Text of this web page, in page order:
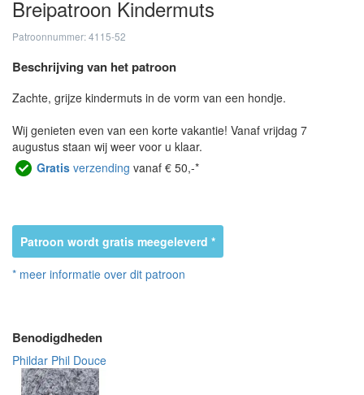
Breipatroon Kindermuts
Patroonnummer: 4115-52
Beschrijving van het patroon
Zachte, grijze kindermuts in de vorm van een hondje.
Wij genieten even van een korte vakantie! Vanaf vrijdag 7
augustus staan wij weer voor u klaar.
Gratis verzending vanaf € 50,-*
Patroon wordt gratis meegeleverd *
* meer informatie over dit patroon
Benodigdheden
Phildar Phil Douce